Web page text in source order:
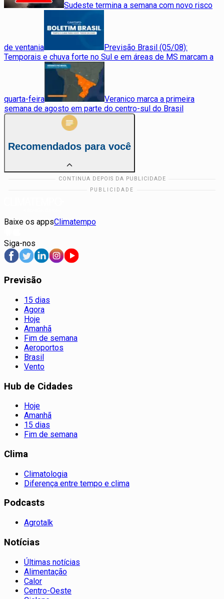
Sudeste termina a semana com novo risco
de ventania
Previsão Brasil (05/08):
Temporais e chuva forte no Sul e em áreas de MS marcam a
quarta-feira
Veranico marca a primeira
semana de agosto em parte do centro-sul do Brasil
Recomendados para você
Baixe os appsClimatempo
Siga-nos
Previsão
15 dias
Agora
Hoje
Amanhã
Fim de semana
Aeroportos
Brasil
Vento
Hub de Cidades
Hoje
Amanhã
15 dias
Fim de semana
Clima
Climatologia
Diferença entre tempo e clima
Podcasts
Agrotalk
Notícias
Últimas notícias
Alimentação
Calor
Centro-Oeste